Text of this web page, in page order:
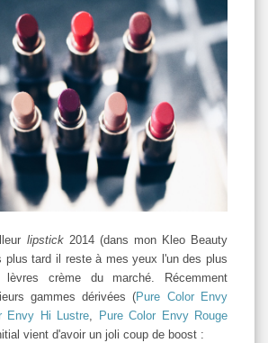
lipstick2014 (dans mon Kleo Beauty
plus tard il reste à mes yeux l'un des plus
crème du marché. Récemment
gammes dérivées (Pure Color Envy
Envy Hi Lustre,
Pure Color Envy Rouge
vient d'avoir un joli coup de boost :